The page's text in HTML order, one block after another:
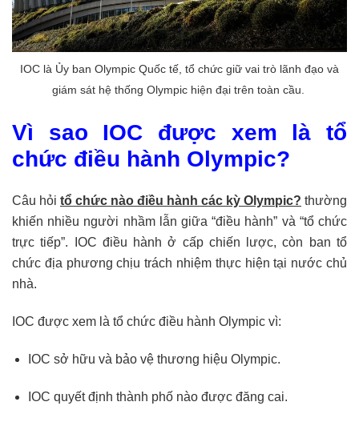
IOC là Ủy ban Olympic Quốc tế, tổ chức giữ vai trò lãnh đạo và
giám sát hệ thống Olympic hiện đại trên toàn cầu.
Vì sao IOC được xem là tổ
chức điều hành Olympic?
Câu hỏi tổ chức nào điều hành các kỳ Olympic? thường
khiến nhiều người nhầm lẫn giữa “điều hành” và “tổ chức
trực tiếp”. IOC điều hành ở cấp chiến lược, còn ban tổ
chức địa phương chịu trách nhiệm thực hiện tại nước chủ
nhà.
IOC được xem là tổ chức điều hành Olympic vì:
IOC sở hữu và bảo vệ thương hiệu Olympic.
IOC quyết định thành phố nào được đăng cai.